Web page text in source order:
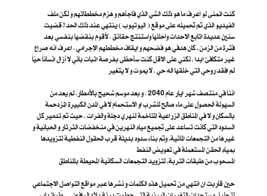
كنت اتمنى لو اعرف ما هو ذلك الشي الذي فاجأهم و هزم مخططاتهم و لكن ملف
الفيديو الذي تم تحميله على موقع ( اليوتيوب ) ينتهي عند ذلك الحد ! قضيت
سنين عديدة اتابع الاحداث واحللها واستنتج حقائق ، لأقوم بنقضها بنفسي بعد
فترة من الزمن . كان هدفي هو فضحهم و ايقاف مخططهم الإجرامي ، اعرف انه صراع
غير متكافئ ابدا ، لكني على الاقل كنت سأحظى بفرصة اثبات باني لا أزال انساناً حيّاً
لم افقد روحي التي خلقها اله حي ، لا يموت و لا يتغير
اننا في منتصف شهر ايار عام 2040 ، و بعد موسم شحيح بالأمطار، لم يعد من
السهولة الحصول على ماء صالح للشرب او الاستحمام لا في المدن الكبيرة المزدحمة
بالسكان و لا في المناطق الزراعية المتاخمة لنهري دجلة والفرات ، حيث تم تدمير كل
السدود التي كانت تساعد على تجميع مياه النهرين في منخفضات الثرثار و الحبانية و
غيرها من التجمعات المائية. وتم بناء سدود بديلة قرب الحقول النفطية لتزويدها
بمياه الحقن المستعملة في تعويض النفط
المسحوب من طبقات التربة. لتزويد التجمعات السكانية المحيطة بالمناطق
حين قاربت ان انتهي من تحميل هذه الكلمات و نشرها عبر مواقع التواصل الاجتماعي